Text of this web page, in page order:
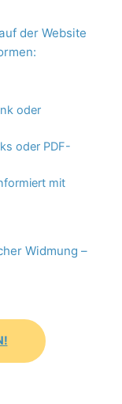
der Website
oder
oder PDF-
mit
Widmung –